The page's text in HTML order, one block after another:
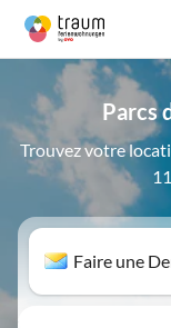
Parcs
Trouvez votre
Faire une